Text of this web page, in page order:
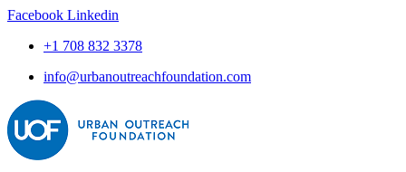
Facebook Linkedin
+1 708 832 3378
info@urbanoutreachfoundation.com